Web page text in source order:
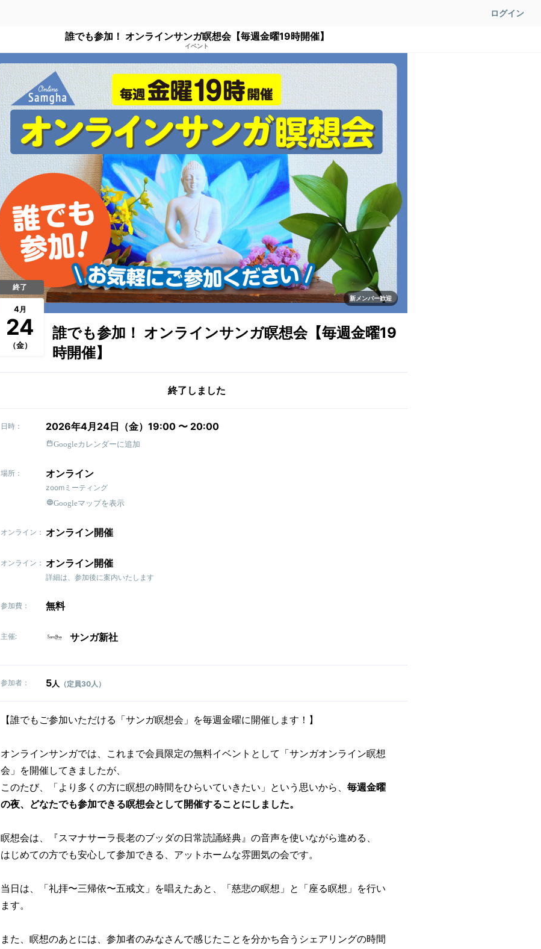
ログイン
誰でも参加！ オンラインサンガ瞑想会【毎週金曜19時開催】
イベント
新メンバー歓迎
終了
4月
24
（金）
誰でも参加！ オンラインサンガ瞑想会【毎週金曜19
時開催】
終了しました
日時： 2026年4月24日（金）19:00 〜 20:00
Googleカレンダーに追加
場所： オンライン
zoomミーティング
Googleマップを表示
オンライン： オンライン開催
オンライン： オンライン開催
詳細は、参加後に案内いたします
参加費： 無料
主催: サンガ新社
参加者： 5人 （定員30人）
【誰でもご参加いただける「サンガ瞑想会」を毎週金曜に開催します！】
オンラインサンガでは、これまで会員限定の無料イベントとして「サンガオンライン瞑想
会」を開催してきましたが、
このたび、「より多くの方に瞑想の時間をひらいていきたい」という思いから、 毎週金曜
の夜、どなたでも参加できる瞑想会として開催することにしました。
瞑想会は、『スマナサーラ長老のブッダの日常読誦経典』の音声を使いながら進める、
はじめての方でも安心して参加できる、アットホームな雰囲気の会です。
当日は、「礼拝〜三帰依〜五戒文」を唱えたあと、「慈悲の瞑想」と「座る瞑想」を行い
ます。
また、瞑想のあとには、参加者のみなさんで感じたことを分かち合うシェアリングの時間